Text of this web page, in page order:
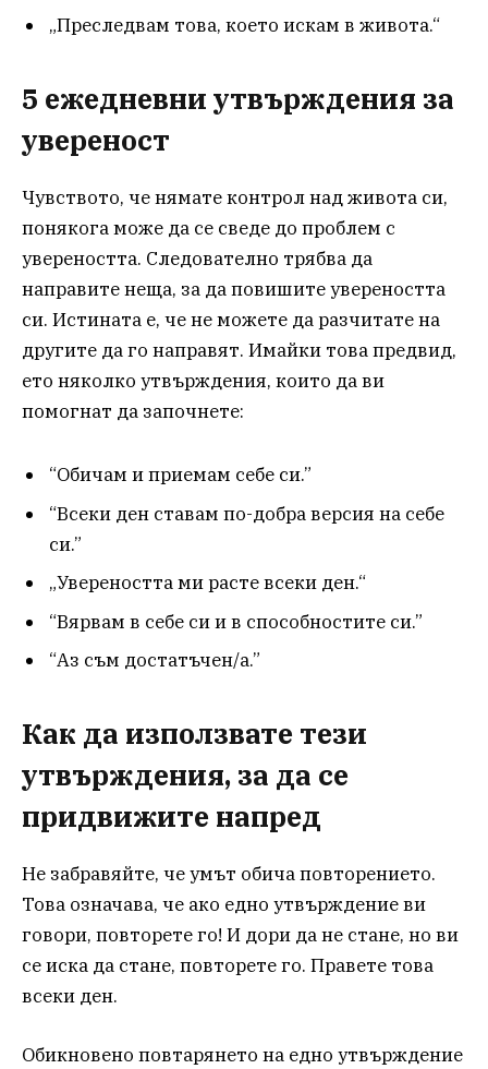
„Преследвам това, което искам в живота.“
5 ежедневни утвърждения за
увереност
Чувството, че нямате контрол над живота си,
понякога може да се сведе до проблем с
увереността. Следователно трябва да
направите неща, за да повишите увереността
си. Истината е, че не можете да разчитате на
другите да го направят. Имайки това предвид,
ето няколко утвърждения, които да ви
помогнат да започнете:
“Обичам и приемам себе си.”
“Всеки ден ставам по-добра версия на себе
си.”
„Увереността ми расте всеки ден.“
“Вярвам в себе си и в способностите си.”
“Аз съм достатъчен/а.”
Как да използвате тези
утвърждения, за да се
придвижите напред
Не забравяйте, че умът обича повторението.
Това означава, че ако едно утвърждение ви
говори, повторете го! И дори да не стане, но ви
се иска да стане, повторете го. Правете това
всеки ден.
Обикновено повтарянето на едно утвърждение